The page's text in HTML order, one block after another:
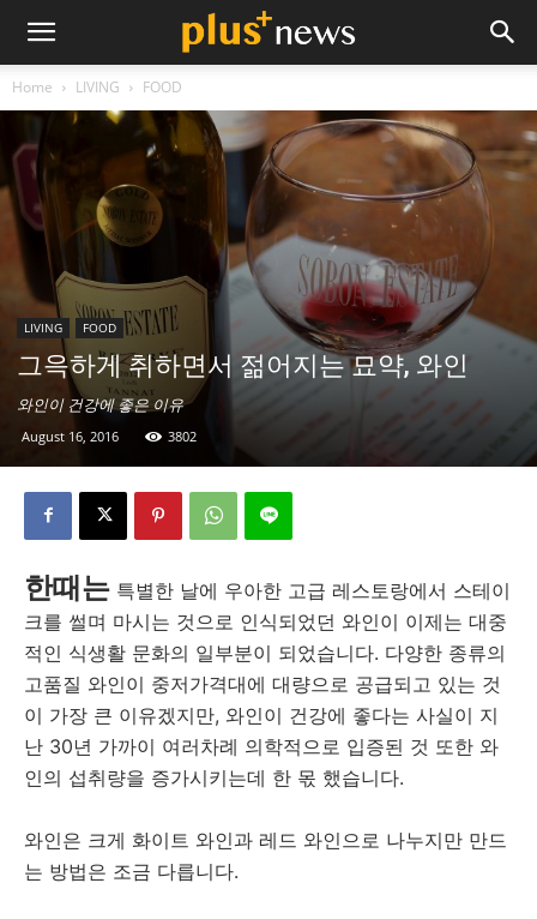
Home LIVING FOOD
LIVING FOOD
그윽하게 취하면서 젊어지는 묘약, 와인
와인이 건강에 좋은 이유
August 16, 2016 3802
한때는 특별한 날에 우아한 고급 레스토랑에서 스테이
크를 썰며 마시는 것으로 인식되었던 와인이 이제는 대중
적인 식생활 문화의 일부분이 되었습니다. 다양한 종류의
고품질 와인이 중저가격대에 대량으로 공급되고 있는 것
이 가장 큰 이유겠지만, 와인이 건강에 좋다는 사실이 지
난 30년 가까이 여러차례 의학적으로 입증된 것 또한 와
인의 섭취량을 증가시키는데 한 몫 했습니다.
와인은 크게 화이트 와인과 레드 와인으로 나누지만 만드
는 방법은 조금 다릅니다.